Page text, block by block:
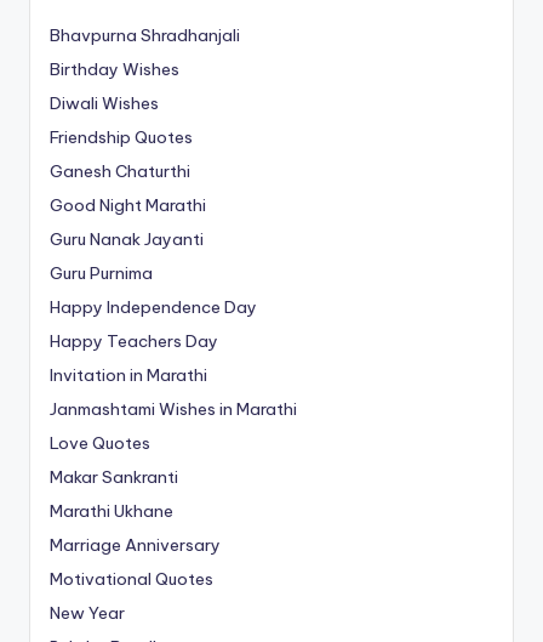
Bhavpurna Shradhanjali
Birthday Wishes
Diwali Wishes
Friendship Quotes
Ganesh Chaturthi
Good Night Marathi
Guru Nanak Jayanti
Guru Purnima
Happy Independence Day
Happy Teachers Day
Invitation in Marathi
Janmashtami Wishes in Marathi
Love Quotes
Makar Sankranti
Marathi Ukhane
Marriage Anniversary
Motivational Quotes
New Year